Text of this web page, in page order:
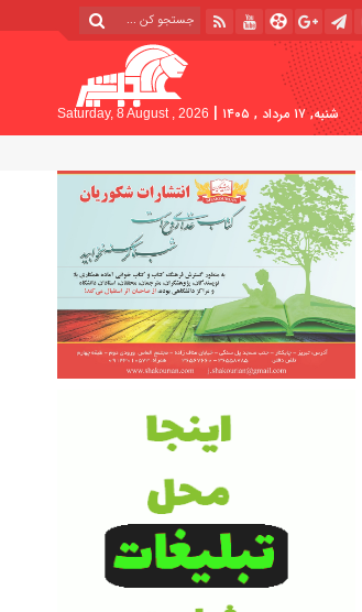
شنبه, ۱۷ مرداد , ۱۴۰۵ |
Saturday, 8 August , 2026